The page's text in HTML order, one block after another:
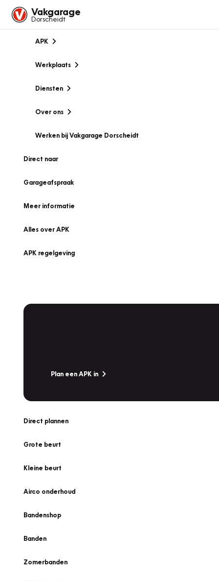
Vakgarage
Dorscheidt
APK
Werkplaats
Diensten
Over ons
Werken bij Vakgarage Dorscheidt
Direct naar
Garageafspraak
Meer informatie
Alles over APK
APK regelgeving
Plan een APK in
Direct plannen
Grote beurt
Kleine beurt
Airco onderhoud
Bandenshop
Banden
Zomerbanden